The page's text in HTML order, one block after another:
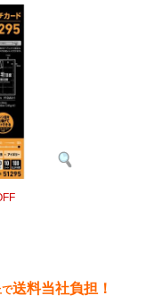
で送料当社負担！